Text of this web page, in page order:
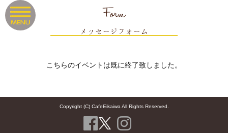
Form
メッセージフォーム
こちらのイベントは既に終了致しました。
Copyright (C) CafeEikaiwa All Rights Reserved.